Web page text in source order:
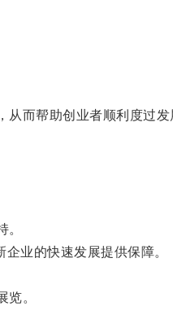
而帮助创业者顺利度过发
业的快速发展提供保障。
。